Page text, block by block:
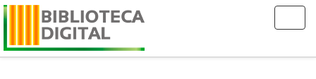
Skip